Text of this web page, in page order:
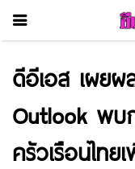
ดีอีเอส เผยผ
Outlook พบก
ครัวเรือนไท